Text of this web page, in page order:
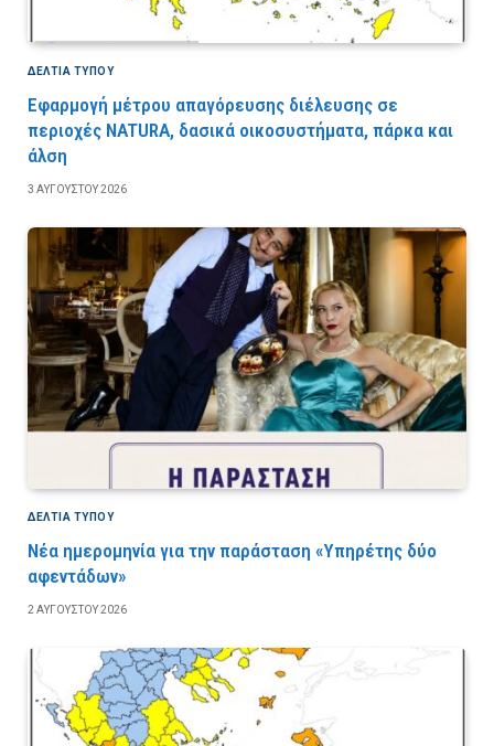
ΔΕΛΤΙΑ ΤΥΠΟΥ
Εφαρμογή μέτρου απαγόρευσης διέλευσης σε
περιοχές NATURA, δασικά οικοσυστήματα, πάρκα και
άλση
3 ΑΥΓΟΎΣΤΟΥ 2026
ΔΕΛΤΙΑ ΤΥΠΟΥ
Νέα ημερομηνία για την παράσταση «Υπηρέτης δύο
αφεντάδων»
2 ΑΥΓΟΎΣΤΟΥ 2026